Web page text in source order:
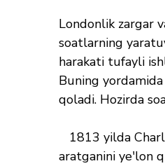
Londonlik zargar
soatlarning
harakati tufayli
Buning
qoladi. Hozirda
aratganini ye'lon